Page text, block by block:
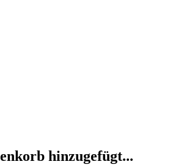
hinzugefügt...